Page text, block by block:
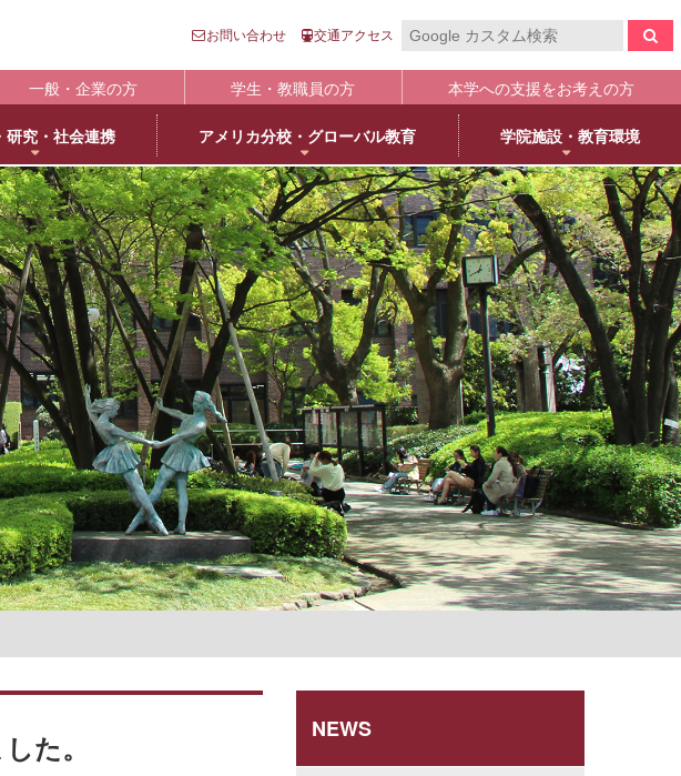
お問い合わせ 交通アクセス
一般・企業の方 学生・教職員の方 本学への支援をお考えの方
大学情報の公表
IR（Institutional Research）情報
学校法人武庫川学院
武庫川学院創立80周年
高等教育の修学支援新制度について
共通教育
共通教育部
履修・成績
シラバス
履修便覧
成績評価
教員情報検索
教員一覧
名誉教授一覧
英語英米文学専攻
臨床教育学専攻
食物栄養学専攻
景観建築学専攻
看護学専攻
ンタープライズ）
キャンパスライフ
売店・本/食堂・カフェ
キャンパスカレンダー
学友会・委員会
クラブ・同好会
学内ボランティア団体
武庫女Style
学費等納付金
学則
編入
編入学について
大学院進学
大学院・専攻科入試ガイド
研究・社会連携
会連携
連携推進センター
・臨床心理センター
てひろば
ウン・ライス・ウィーク
育連携
ミライ☆ラボ
間教育研究連携
生涯学習
オープンカレッジ
大学院／専攻科紹介
科目等履修について
リカレント教育
MUKOnoa+
教員情報検索
アメリカ分校・グローバル教育
国際センター
学院施設・教育環境
パス
パス・甲子園会館
パス
ョンキャンパス
丹嶺学苑研修センター
た。
NEWS